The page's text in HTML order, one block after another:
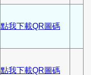
點我下載QR圖碼
點我下載QR圖碼